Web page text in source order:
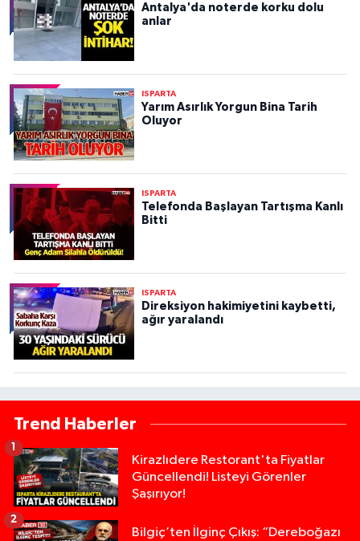
Antalya'da noterde korku dolu
anlar
ISPARTA
Yarım Asırlık Yorgun Bina Tarih
Oluyor
ISPARTA
Telefonda Başlayan Tartışma Kanlı
Bitti
ISPARTA
Direksiyon hakimiyetini kaybetti,
ağır yaralandı
Trend Haberler
Kirazlıdere Restorant'ta Fiyatlar
Güncellendi! Listeyi Görenler
Şaşırıyor!
1
Bilgiç’ten İlginç Çıkış: “Dereboğazı
2